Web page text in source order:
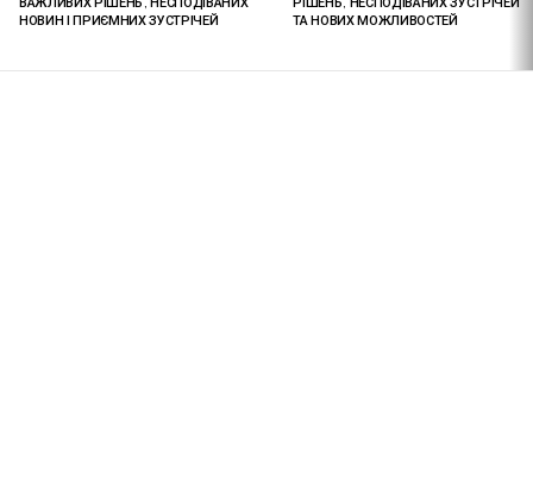
ВАЖЛИВИХ РІШЕНЬ, НЕСПОДІВАНИХ
НОВИН І ПРИЄМНИХ ЗУСТРІЧЕЙ
РІШЕНЬ, НЕСПОДІВАНИХ ЗУСТРІЧЕЙ
ТА НОВИХ МОЖЛИВОСТЕЙ